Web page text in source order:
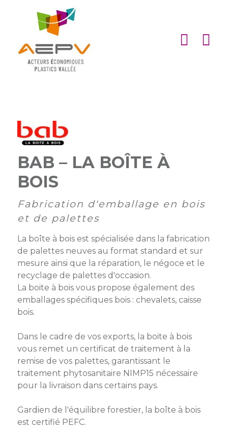
ACCUEIL
ASSOCIATION
Matinales
afterworks
Visites
d’entreprise
Ateliers
AEPV
Club
intermédiaires
au
féminin
Defi
sportif
membre
Liste
des
Actualité
des
membres
de
l’adhérent
Industrie
Services
PARTENARIATS
Partenaires
institutionnels
Dispositifs
partenaires
Offres
privilèges
Proposer
une
offre
privilège
EMPLOI
ACTUALITÉS
DE
L’AEPV
CONTACT
BAB – LA BOÎTE À
BOIS
Fabrication d'emballage en bois
et de palettes
La boîte à bois est spécialisée dans la fabrication
de palettes neuves au format standard et sur
mesure ainsi que la réparation, le négoce et le
recyclage de palettes d'occasion.
La boite à bois vous propose également des
emballages spécifiques bois : chevalets, caisse
bois.
Dans le cadre de vos exports, la boite à bois
vous remet un certificat de traitement à la
remise de vos palettes, garantissant le
traitement phytosanitaire NIMP15 nécessaire
pour la livraison dans certains pays.
Gardien de l'équilibre forestier, la boîte à bois
est certifié PEFC.
Cookies management panel